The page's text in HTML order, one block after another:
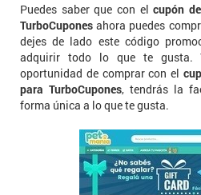
Puedes saber que con elcupón
TurboCupones ahora puedes
dejes de lado este código
adquirir todo lo que te gusta.
oportunidad de comprar con el
para TurboCupones, tendrás la
forma única a lo que te gusta.